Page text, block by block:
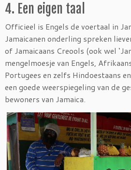
4. Een eigen taal
Officieel is Engels de voertaal in
Jamaicanen onderling spreken
of Jamaicaans Creools (ook wel
mengelmoesje van Engels,
Portugees en zelfs Hindoestaans
een goede weerspiegeling van de
bewoners van Jamaica.